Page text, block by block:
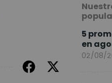
5
en
02/08/